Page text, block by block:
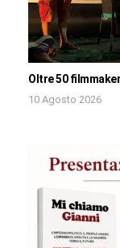
Oltre 50
10 Agosto 2026